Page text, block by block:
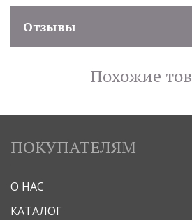
Отзывы
Похожие
ПОКУПАТЕЛЯМ
О НАС
КАТАЛОГ